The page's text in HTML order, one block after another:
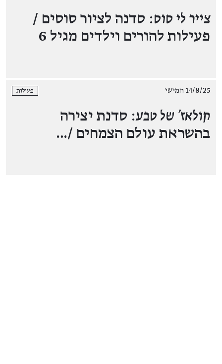
צייר לי סוס: סדנה לציור סוסים /
פעילות להורים וילדים מגיל 6
14/8/25 חמישי פעילות
קולאז' של טבע: סדנת יצירה
בהשראת עולם הצמחים /…